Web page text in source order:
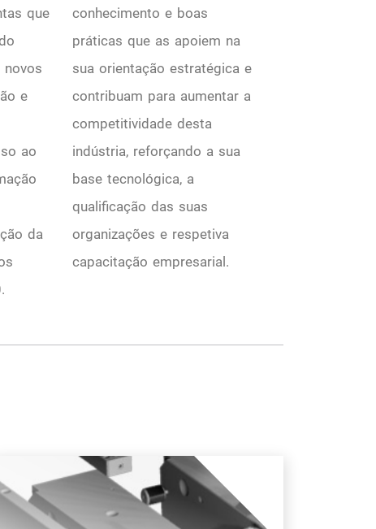
que
e
ao
da
conhecimento e boas
práticas que as apoiem na
sua orientação estratégica e
contribuam para aumentar a
competitividade desta
indústria, reforçando a sua
base tecnológica, a
qualificação das suas
organizações e respetiva
capacitação empresarial.